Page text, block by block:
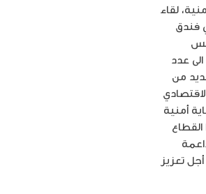
” عمّان *** تشرين الثاني 2018 رعت شركة أمنية، لقاء
فندق
عدد
من
أمنية
تعزيز